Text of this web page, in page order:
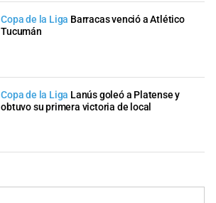
Copa de la Liga Barracas venció a Atlético
Tucumán
Copa de la Liga Lanús goleó a Platense y
obtuvo su primera victoria de local